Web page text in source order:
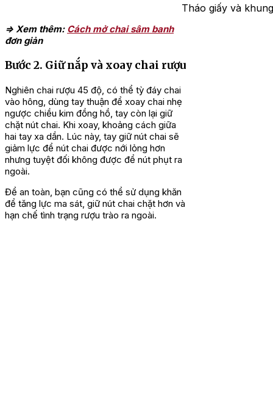
Tháo giấy và
=> Xem thêm: Cách mở chai sâm banh
đơn giản
Bước 2. Giữ nắp và xoay chai rượu
Nghiên chai rượu 45 độ, có thể tỳ đáy chai
vào hông, dùng tay thuận để xoay chai nhẹ
ngược chiều kim đồng hồ, tay còn lại giữ
chặt nút chai. Khi xoay, khoảng cách giữa
hai tay xa dần. Lúc này, tay giữ nút chai sẽ
giảm lực để nút chai được nới lỏng hơn
nhưng tuyệt đối không được để nút phụt ra
ngoài.
Để an toàn, bạn cũng có thể sử dụng khăn
để tăng lực ma sát, giữ nút chai chặt hơn và
hạn chế tình trạng rượu trào ra ngoài.